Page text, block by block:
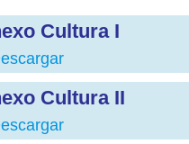
Cultura I
Cultura II